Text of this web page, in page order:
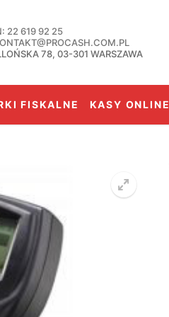
22 619 92 25
78, 03-301 WARSZAWA
FISKALNE KASY ONLINE